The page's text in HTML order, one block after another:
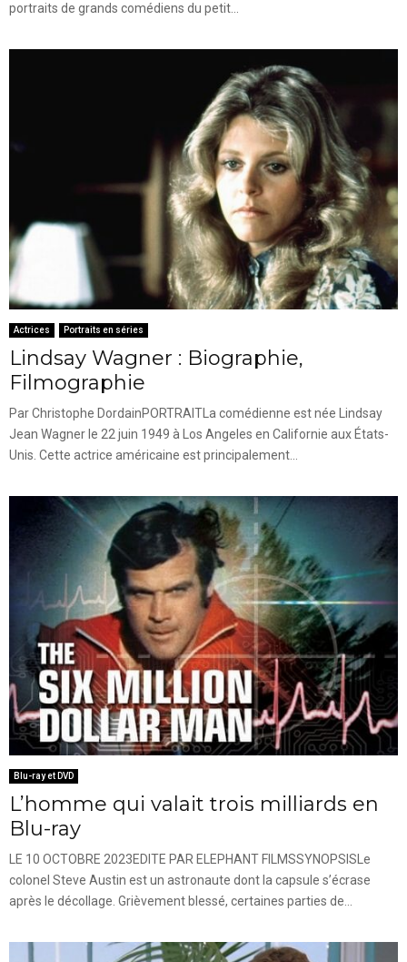
portraits de grands comédiens du petit...
Actrices Portraits en séries
Lindsay Wagner : Biographie,
Filmographie
Par Christophe DordainPORTRAITLa comédienne est née Lindsay
Jean Wagner le 22 juin 1949 à Los Angeles en Californie aux États-
Unis. Cette actrice américaine est principalement...
Blu-ray et DVD
L’homme qui valait trois milliards en
Blu-ray
LE 10 OCTOBRE 2023EDITE PAR ELEPHANT FILMSSYNOPSISLe
colonel Steve Austin est un astronaute dont la capsule s’écrase
après le décollage. Grièvement blessé, certaines parties de...